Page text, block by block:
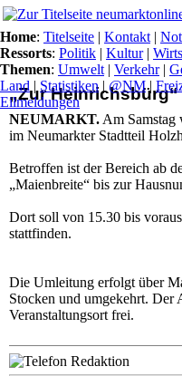
„Zur
NEUMARKT. Am Samstag
im Neumarkter Stadtteil
Betroffen ist der Bereich ab
„Maienbreite“ bis zur
Dort soll von 15.30 bis
stattfinden.
Die Umleitung erfolgt über
Stocken und umgekehrt. Der
Veranstaltungsort frei.
Home: Titelseite | Kontakt |
Ressorts: Politik | Kultur|
Themen: Umwelt | Verkehr|
Land | Statistiken | @NM|
Eilmeldungen